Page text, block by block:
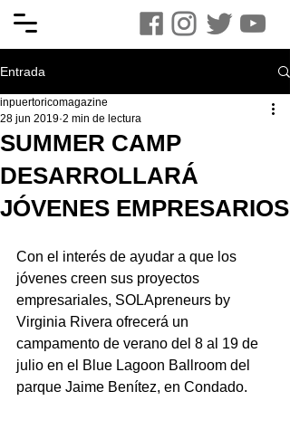
Entrada
SUMMER CAMP
DESARROLLARÁ
JÓVENES EMPRESARIOS
inpuertoricomagazine
28 jun 2019 2 min de lectura
Con el interés de ayudar a que los
jóvenes creen sus proyectos
empresariales, SOLApreneurs by
Virginia Rivera ofrecerá un
campamento de verano del 8 al 19 de
julio en el Blue Lagoon Ballroom del
parque Jaime Benítez, en Condado.